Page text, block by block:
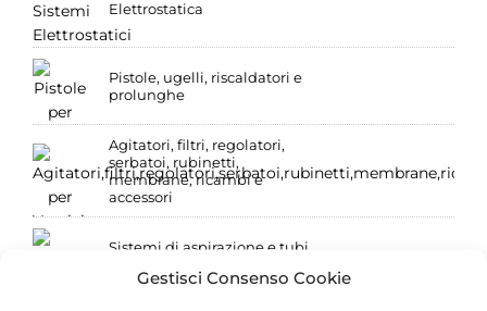
Gestisci Consenso Cookie
Elettrostatica
Pistole, ugelli, riscaldatori e
prolunghe
Agitatori, filtri, regolatori,
serbatoi, rubinetti,
membrane, ricambi e
accessori
Sistemi di aspirazione e tubi